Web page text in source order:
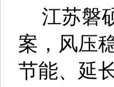
江苏磐
案，风压
节能、延